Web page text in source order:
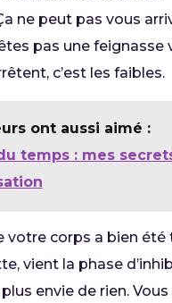
ne peut pas vous
pas une feignasse
c’est les faibles.
ont aussi aimé :
temps : mes
votre corps a bien été
vient la phase
plus envie de rien. Vous